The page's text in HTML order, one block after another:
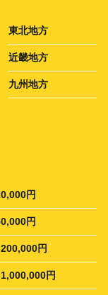
東北地方
近畿地方
九州地方
円
円
円
円